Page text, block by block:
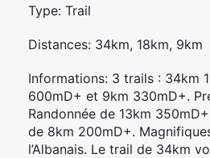
Type: Trail
Distances: 34km, 18km, 9km
Informations: 3 trails : 34km
600mD+ et 9km 330mD+.
Randonnée de 13km
de 8km 200mD+.
l’Albanais. Le trail de 34km